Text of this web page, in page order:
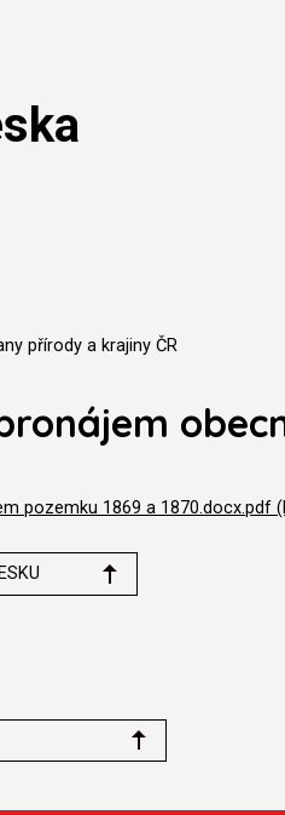
přírody a krajiny ČR
pozemku 1869 a 1870.docx.pdf